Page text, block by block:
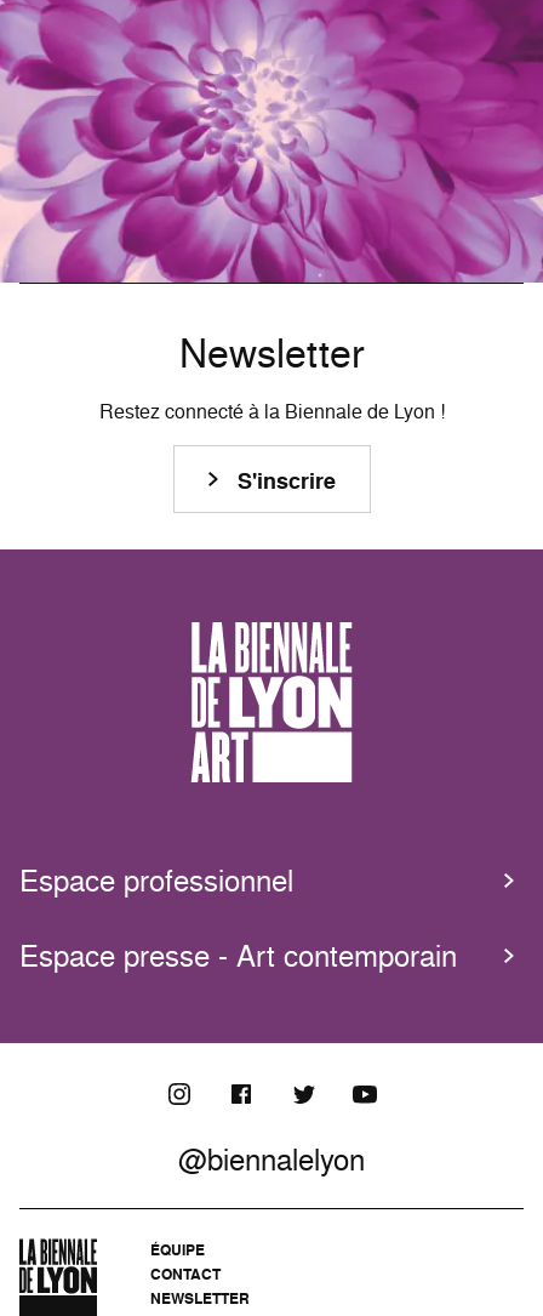
Newsletter
Restez connecté à la Biennale de Lyon !
S'inscrire
Espace professionnel
Espace presse - Art contemporain
@biennalelyon
ÉQUIPE
CONTACT
NEWSLETTER